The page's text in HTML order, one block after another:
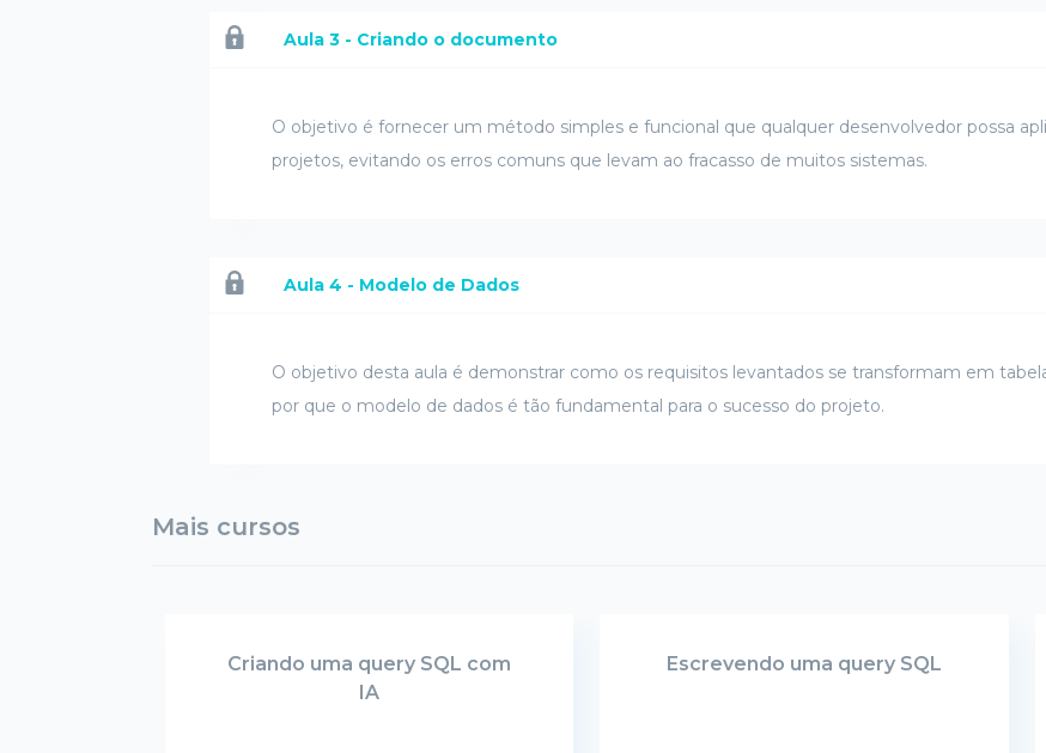
Aula 3 - Criando o documento
O objetivo é fornecer um método simples e funcional que qualquer desenvolvedor possa
projetos, evitando os erros comuns que levam ao fracasso de muitos sistemas.
Aula 4 - Modelo de Dados
O objetivo desta aula é demonstrar como os requisitos levantados se transformam em
por que o modelo de dados é tão fundamental para o sucesso do projeto.
Mais cursos
Criando uma query SQL com
IA
Escrevendo uma query SQL